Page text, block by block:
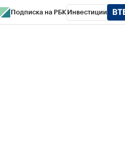
Подписка на РБК Инвестиции